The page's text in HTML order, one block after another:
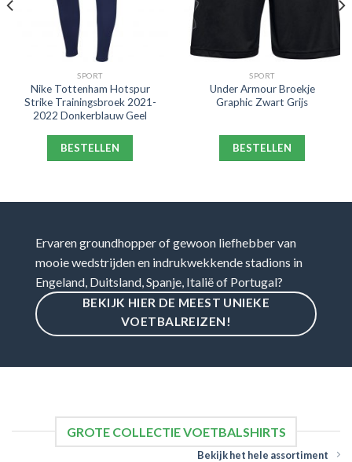
SPORT
Nike Tottenham Hotspur
Strike Trainingsbroek 2021-
2022 Donkerblauw Geel
BESTELLEN
SPORT
Under Armour Broekje
Graphic Zwart Grijs
BESTELLEN
Ervaren groundhopper of gewoon liefhebber van
mooie wedstrijden en indrukwekkende stadions in
Engeland, Duitsland, Spanje, Italië of Portugal?
BEKIJK HIER DE MEEST UNIEKE
VOETBALREIZEN!
GROTE COLLECTIE VOETBALSHIRTS
Bekijk het hele assortiment